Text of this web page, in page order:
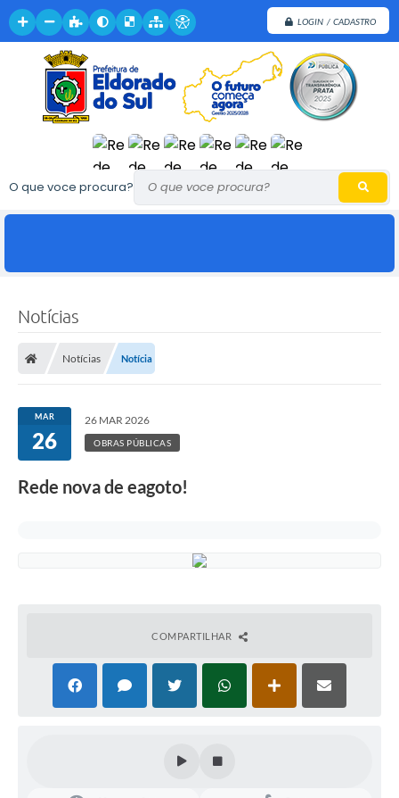
LOGIN / CADASTRO
O que voce procura?
Notícias
Notícias Notícia
MAR
26
26 MAR 2026
OBRAS PÚBLICAS
Rede nova de eagoto!
COMPARTILHAR